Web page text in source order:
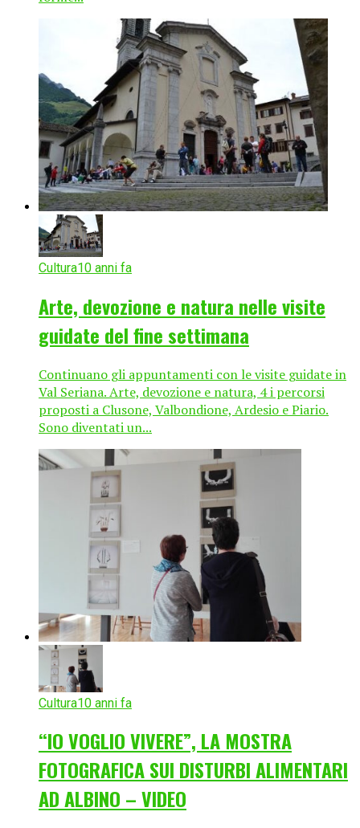
Cultura10 anni fa
Arte, devozione e natura nelle visite
guidate del fine settimana
Continuano gli appuntamenti con le visite guidate in
Val Seriana. Arte, devozione e natura, 4 i percorsi
proposti a Clusone, Valbondione, Ardesio e Piario.
Sono diventati un...
Cultura10 anni fa
“IO VOGLIO VIVERE”, LA MOSTRA
FOTOGRAFICA SUI DISTURBI ALIMENTARI
AD ALBINO – VIDEO